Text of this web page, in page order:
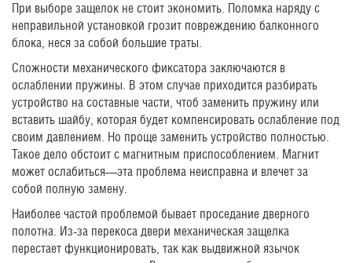
При выборе защелок не стоит экономить. Поломка наряду с
неправильной установкой грозит повреждению балконного
блока, неся за собой большие траты.
Сложности механического фиксатора заключаются в
ослаблении пружины. В этом случае приходится разбирать
устройство на составные части, чтоб заменить пружину или
вставить шайбу, которая будет компенсировать ослабление под
своим давлением. Но проще заменить устройство полностью.
Такое дело обстоит с магнитным приспособлением. Магнит
может ослабиться—эта проблема неисправна и влечет за
собой полную замену.
Наиболее частой проблемой бывает проседание дверного
полотна. Из-за перекоса двери механическая защелка
перестает функционировать, так как выдвижной язычок